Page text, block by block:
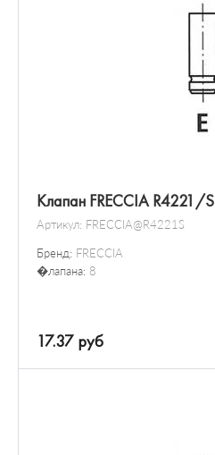
Клапан FRECCIA R4221/S
Артикул: FRECCIA@R4221S
Бренд: FRECCIA
�лапана: 8
17.37 руб